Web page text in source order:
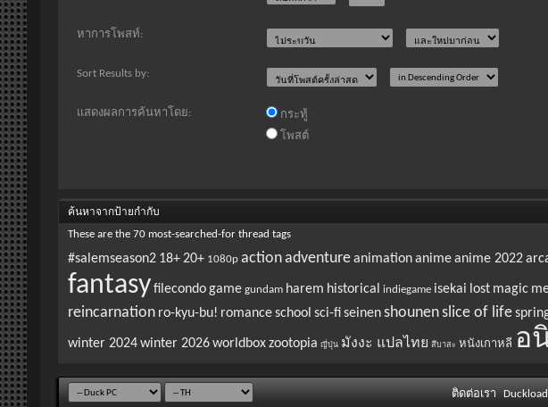
หาการโพสท์:
Sort Results by:
แสดงผลการค้นหาโดย:
กระทู้
โพสต์
ค้นหาจากป้ายกำกับ
These are the 70 most-searched-for thread tags
#salemseason2 18+20+ 1080p actionadventureanimationanimeanime 2022
fantasyfilecondogame gundam harem historical indiegame isekai lost magic
reincarnation ro-kyu-bu! romanceschool sci-fiseinenshounenslice of life
winter 2024winter 2026worldboxzootopia ญี่ปุ่น มังงะ แปลไทย สึบาสะ หนังเกาหลี อ
ติดต่อเรา